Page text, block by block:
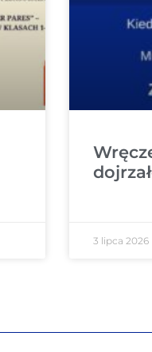
3 lipca 2026